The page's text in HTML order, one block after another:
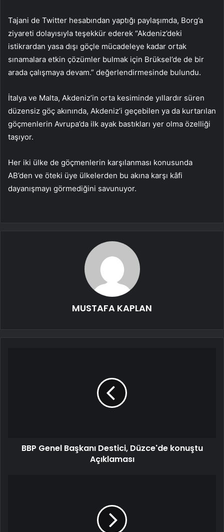
Tajani de Twitter hesabından yaptığı paylaşımda, Borg’a
ziyareti dolayısıyla teşekkür ederek “Akdeniz’deki
istikrardan yasa dışı göçle mücadeleye kadar ortak
sınamalara etkin çözümler bulmak için Brüksel’de de bir
arada çalışmaya devam.” değerlendirmesinde bulundu.
İtalya ve Malta, Akdeniz’in orta kesiminde yıllardır süren
düzensiz göç akınında, Akdeniz’i geçebilen ya da kurtarılan
göçmenlerin Avrupa’da ilk ayak bastıkları yer olma özelliği
taşıyor.
Her iki ülke de göçmenlerin karşılanması konusunda
AB’den ve öteki üye ülkelerden bu akına karşı kâfi
dayanışmayı görmediğini savunuyor.
MUSTAFA KAPLAN
BBP Genel Başkanı Destici, Düzce'de konuştu
Açıklaması